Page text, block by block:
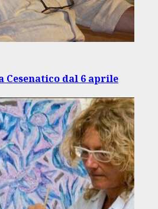
Cesenatico dal 6 aprile